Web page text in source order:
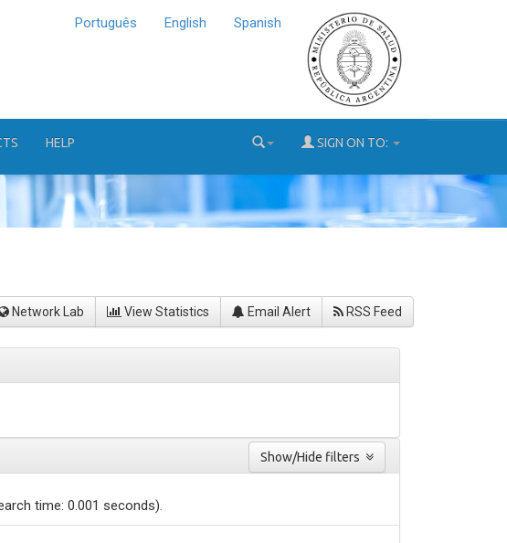
Português English Spanish
HELP SIGN ON TO:
Network Lab View Statistics Email Alert RSS Feed
time: 0.001 seconds).